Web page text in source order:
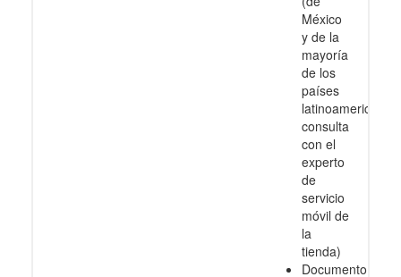
México
y de la
mayoría
de los
países
latinoamericanos,
consulta
con el
experto
de
servicio
móvil de
la
tienda)
Documento